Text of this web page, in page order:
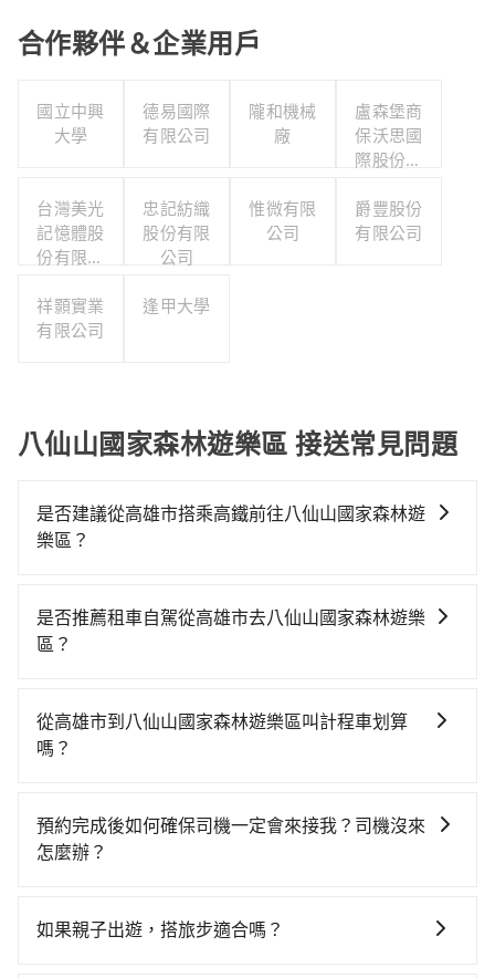
合作夥伴＆企業用戶
國立中興
大學
德易國際
有限公司
隴和機械
廠
盧森堡商
保沃思國
際股份有
台灣美光
記憶體股
份有限公
忠記紡織
股份有限
公司
惟微有限
公司
爵豐股份
有限公司
祥顥實業
有限公司
逢甲大學
八仙山國家森林遊樂區 接送常見問題
是否建議從高雄市搭乘高鐵前往八仙山國家森林遊
樂區？
鐵省時、較貴！從最早05:50一直到22:55，左營-台中一
天最多有90班次高鐵可搭乘。假設從高雄市苓雅區前往
台排隊的時間約20分鐘，再乘坐42~69分鐘（平均57
分）的高鐵從左營站前往台中高鐵站，每人票價790元，
樂區 (台中市和平區) 的目的地。全程加上轉車時間共3小
時9分鐘，假設5位同行，高鐵加轉乘之平均每人花費為
動確實搭乘高鐵可以比坐車快6分鐘，但卻要額外支出約
是否推薦租車自駕從高雄市去八仙山國家森林遊樂
區？
時不需要閉目養神（因為要自己開車），最重要的是你
當天就要來回，那在高雄路邊可隨租隨借的iRent應該是
市（苓雅區）到八仙山國家森林遊樂區的花費預估為
$3,300~4,000（金額差異來自於平假日、車款差異、抵
能的罰單都需自付。再者，和運的iRent只提供最基本的
從高雄市到八仙山國家森林遊樂區叫計程車划算
嗎？
灣大車隊、Uber、Line Taxi、Yoxi等，如果在路邊攔不
到車，也可考慮打電話至附近的計程車隊，如中華日光
tripool的專車服務可再更便宜。關於交通需要特別注
預約完成後如何確保司機一定會來接我？司機沒來
怎麼辦？
派車。在出發前一天晚上八點時，會透過電子郵件與簡
如果親子出遊，搭旅步適合嗎？